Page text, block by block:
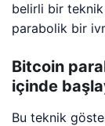
belirli bir
parabolik bir
Bitcoin
içinde
Bu teknik